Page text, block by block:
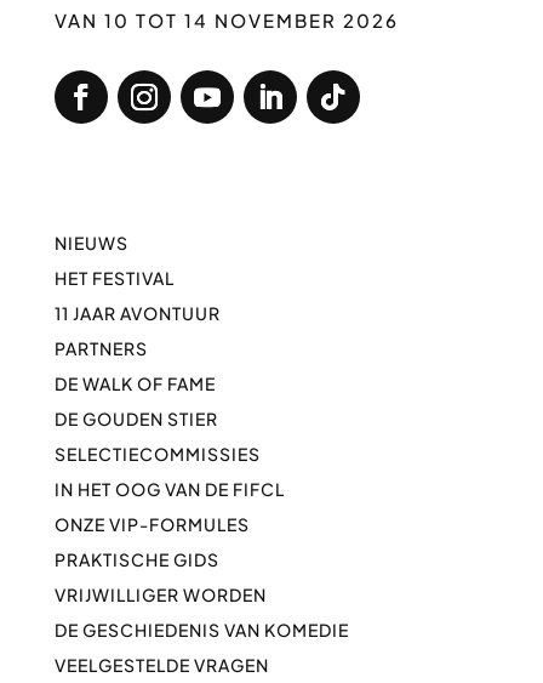
VAN 10 TOT 14 NOVEMBER 2026
NIEUWS
HET FESTIVAL
11 JAAR AVONTUUR
PARTNERS
DE WALK OF FAME
DE GOUDEN STIER
SELECTIECOMMISSIES
IN HET OOG VAN DE FIFCL
ONZE VIP-FORMULES
PRAKTISCHE GIDS
VRIJWILLIGER WORDEN
DE GESCHIEDENIS VAN KOMEDIE
VEELGESTELDE VRAGEN